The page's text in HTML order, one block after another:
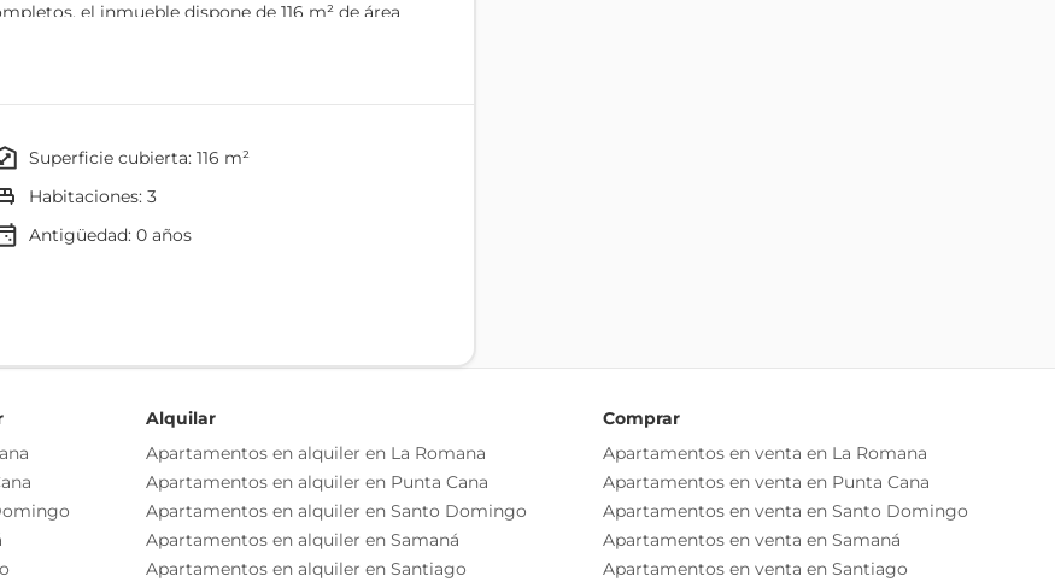
el inmueble dispone de 116 m² de área
interior combina porcelanato, madera
Acabados y materiales
superficie cubierta: 116 m²
habitaciones: 3
Antigüedad:0años
De Madera Preciosa
Alquilar
Apartamentos en alquiler en La Romana
Apartamentos en alquiler en Punta Cana
Apartamentos en alquiler en Santo Domingo
Apartamentos en alquiler en Samaná
Apartamentos en alquiler en Santiago
Comprar
Apartamentos en venta en La Romana
Apartamentos en venta en Punta Cana
Apartamentos en venta en Santo Domingo
Apartamentos en venta en Samaná
Apartamentos en venta en Santiago